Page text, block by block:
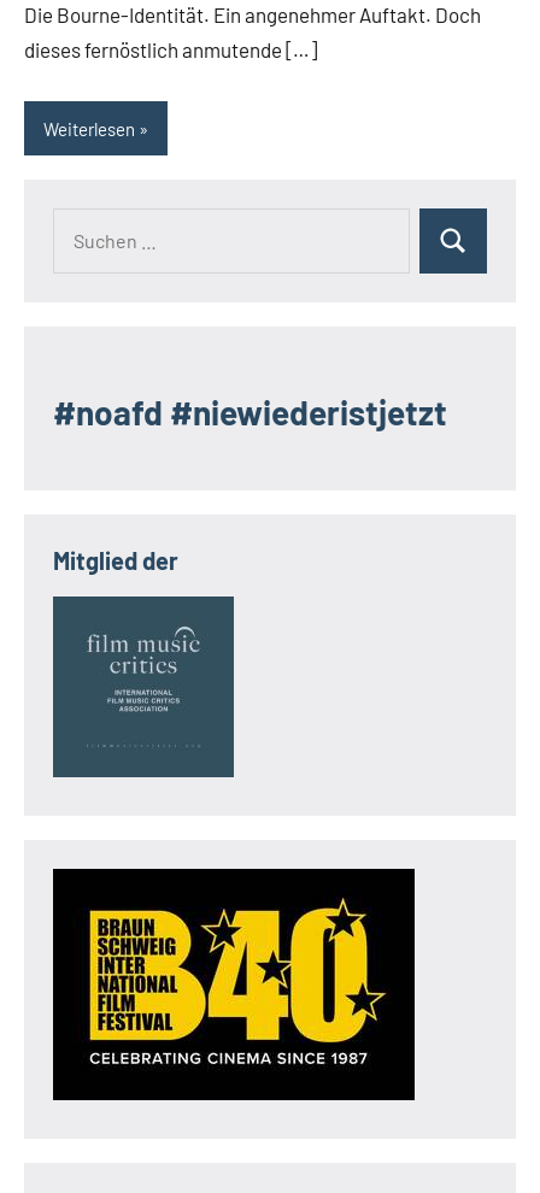
Die Bourne-Identität. Ein angenehmer Auftakt. Doch
dieses fernöstlich anmutende […]
Weiterlesen
Suchen
#noafd #niewiederistjetzt
Mitglied der